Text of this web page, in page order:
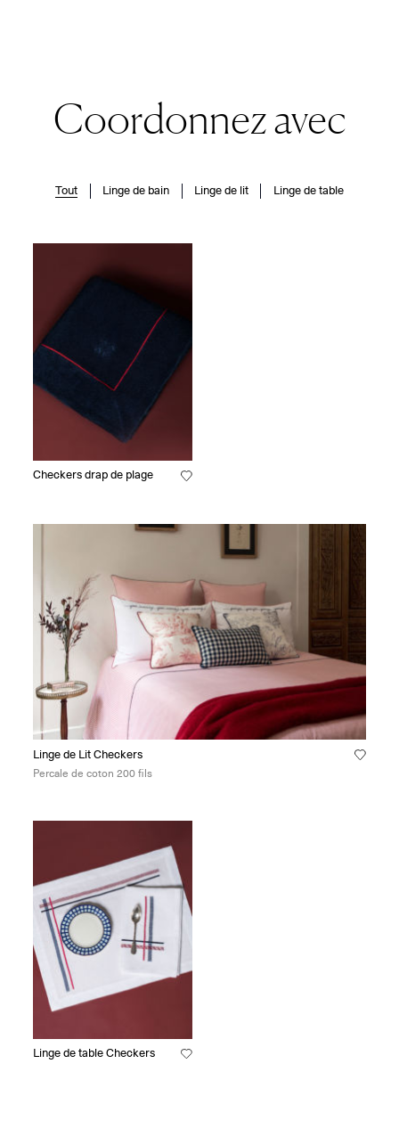
Coordonnez avec
Tout Linge de bain Linge de lit Linge de table
Checkers drap de plage
Linge de Lit Checkers
Percale de coton 200 fils
Linge de table Checkers